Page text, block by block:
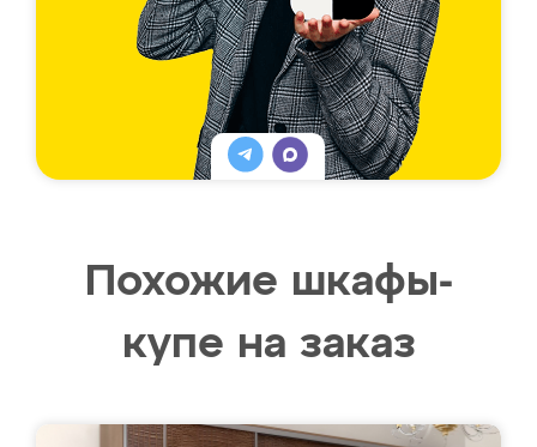
Похожие шкафы-
купе на заказ